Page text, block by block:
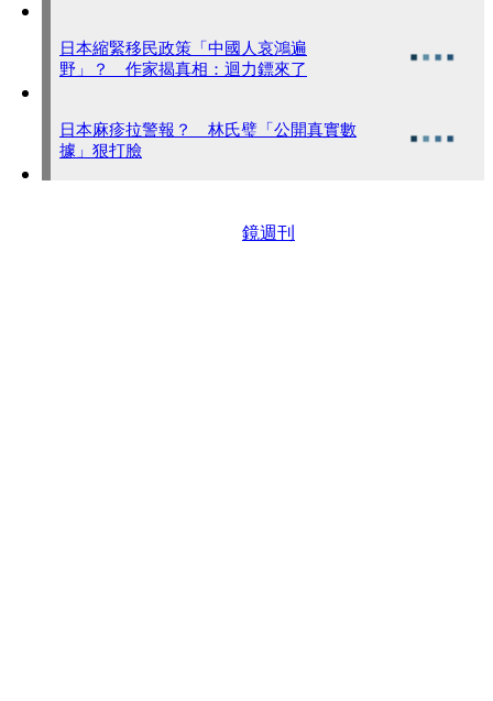
日本縮緊移民政策「中國人哀鴻遍
野」？ 作家揭真相：迴力鏢來了
日本麻疹拉警報？ 林氏璧「公開真實數
據」狠打臉
鏡週刊